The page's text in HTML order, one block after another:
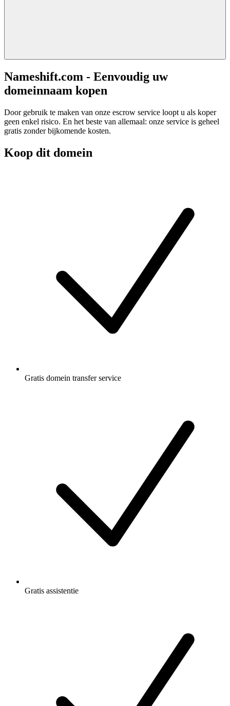
Nameshift.com - Eenvoudig uw
domeinnaam kopen
Door gebruik te maken van onze escrow service loopt u als koper
geen enkel risico. En het beste van allemaal: onze service is geheel
gratis zonder bijkomende kosten.
Koop dit domein
Gratis domein transfer service
Gratis assistentie